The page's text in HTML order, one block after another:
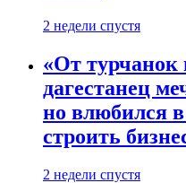
2 недели спустя
«От турчанок
дагестанец
но влюбился
строить
2 недели спустя